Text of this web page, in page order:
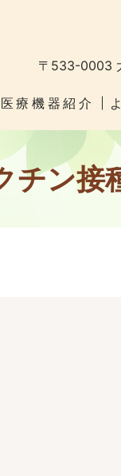
〒533-0003
医療機器紹介
チン接